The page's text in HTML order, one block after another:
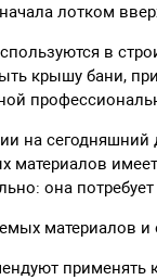
лотком
в
крышу бани,
на сегодняшний
она
материалов